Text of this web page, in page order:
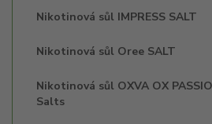
Nikotinová sůl IMPRESS SALT
Nikotinová sůl Oree SALT
Nikotinová sůl OXVA OX
Salts